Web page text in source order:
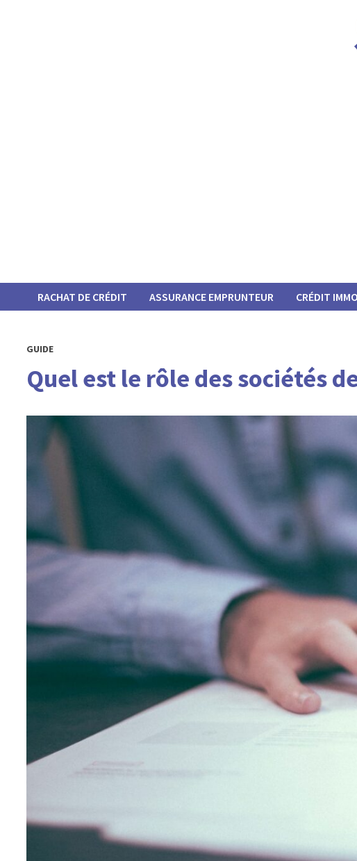
RACHAT DE CRÉDIT ASSURANCE EMPRUNTEUR CRÉDIT
GUIDE
Quel est le rôle des sociétés